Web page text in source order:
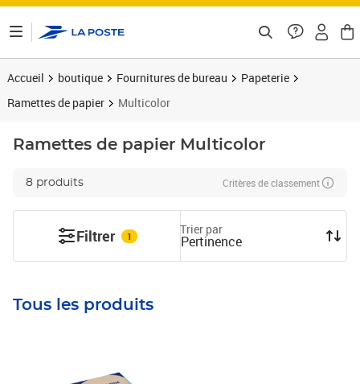
Accueil boutique Fournitures de bureau
Papeterie
Ramettes de papier
Multicolor
Ramettes de papier Multicolor
8 produits Critères de classement
Filtrer 1 Trier par
Pertinence
Tous les produits